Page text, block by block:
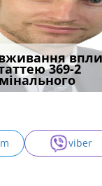
військової
за ігн
369-2
під
стану:
viber